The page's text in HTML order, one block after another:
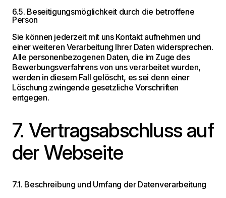
6.5. Beseitigungsmöglichkeit durch die betroffene
Person
Sie können jederzeit mit uns Kontakt aufnehmen und
einer weiteren Verarbeitung Ihrer Daten widersprechen.
Alle personenbezogenen Daten, die im Zuge des
Bewerbungsverfahrens von uns verarbeitet wurden,
werden in diesem Fall gelöscht, es sei denn einer
Löschung zwingende gesetzliche Vorschriften
entgegen.
7. Vertragsabschluss auf
der Webseite
7.1. Beschreibung und Umfang der Datenverarbeitung